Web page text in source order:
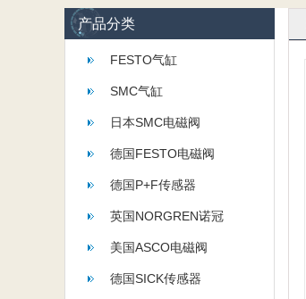
产品分类
FESTO气缸
SMC气缸
日本SMC电磁阀
德国FESTO电磁阀
德国P+F传感器
英国NORGREN诺冠
美国ASCO电磁阀
德国SICK传感器